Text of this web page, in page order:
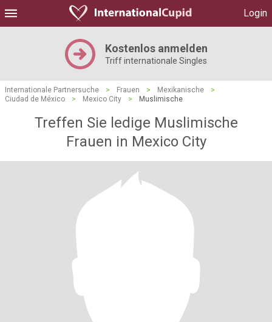
Login
Kostenlos anmelden
Triff internationale Singles
Internationale Partnersuche > Frauen > Mexikanische
>
Ciudad de México
> Mexico City > Muslimische
Treffen Sie ledige Muslimische
Frauen in Mexico City